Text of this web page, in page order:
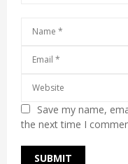
Save my name,
the next time I